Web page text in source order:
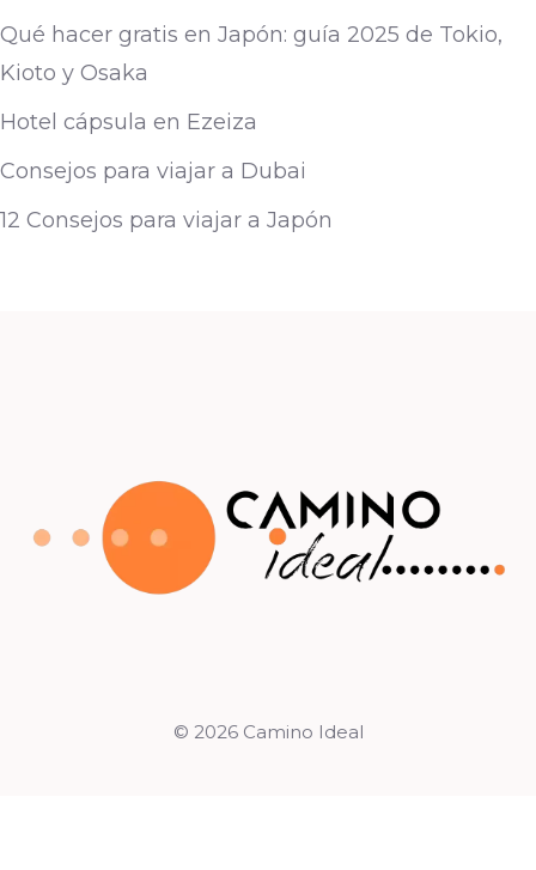
Qué hacer gratis en Japón: guía 2025 de Tokio,
Kioto y Osaka
Hotel cápsula en Ezeiza
Consejos para viajar a Dubai
12 Consejos para viajar a Japón
© 2026 Camino Ideal